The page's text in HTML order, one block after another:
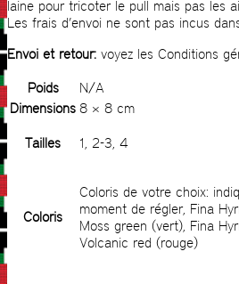
laine pour tricoter le pull mais pas les
Les frais d’envoi ne sont pas incus
Envoi et retour: voyez les Conditions
Poids
N/A
Dimensions 8 × 8 cm
Tailles 1, 2-3, 4
Coloris
Coloris de votre choix:
moment de régler, Fina
Moss green (vert), Fina
Volcanic red (rouge)